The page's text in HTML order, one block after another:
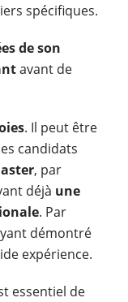
spécifiques.
de son
avant de
. Il peut être
candidats
, par
déjà une
. Par
démontré
expérience.
essentiel de